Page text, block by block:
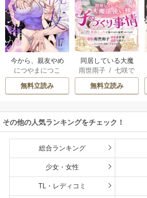
今から、親友やめ
ようか。～腐れ縁
同僚は甘い快楽で
私を壊す～
につやまにつこ
無料立読み
同居している大魔
法使い様の子づく
り事情 こっそり家
を出るつもりが、
るほど溺愛されて
ます
雨世雨子 /七咲で
/ 佐倉響 /
が月見
無料立読み
その他の人気ランキングをチェック！
総合ランキング
少女・女性
TL・レディコミ